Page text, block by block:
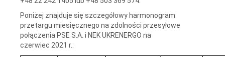
Poniżej znajduje się szczegółowy harmonogram
przetargu miesięcznego na zdolności przesyłowe
połączenia PSE S.A. i NEK UKRENERGO na
czerwiec 2021 r.: